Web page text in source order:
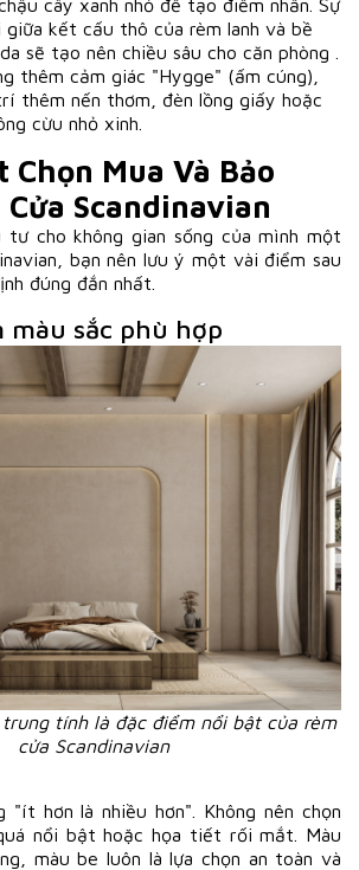
cây xanh nhỏ để tạo điểm nhấn. Sự
giữa kết cấu thô của rèm lanh và bề
sẽ tạo nên chiều sâu cho căn phòng .
thêm cảm giác "Hygge" (ấm cúng),
thêm nến thơm, đèn lồng giấy hoặc
cừu nhỏ xinh.
Chọn Mua Và Bảo
Cửa Scandinavian
cho không gian sống của mình một
bạn nên lưu ý một vài điểm sau
đúng đắn nhất.
màu sắc phù hợp
tính là đặc điểm nổi bật của rèm
cửa Scandinavian
"ít hơn là nhiều hơn". Không nên chọn
nổi bật hoặc họa tiết rối mắt. Màu
màu be luôn là lựa chọn an toàn và